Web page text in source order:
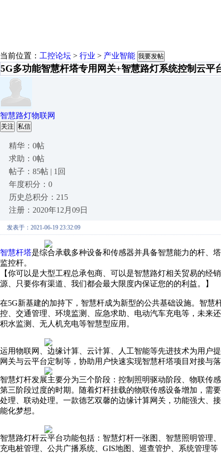
当前位置： 工控论坛 > 行业 > 产业智能 我要发帖
5G多功能智慧杆塔专用网关+智慧路灯系统控制云平
智慧路灯物联网
关注 私信
精华：0帖
求助：0帖
帖子：85帖 | 1回
年度积分：0
历史总积分：215
注册：2020年12月09日
发表于：2021-06-19 23:32:09
智慧杆塔是综合承载多种设备和传感器并具备智慧能力的杆、
监控杆。
【你可以是大型工程总承包商、可以是智慧路灯相关贸易的
源、只要你有渠道、我们都会最大限度内保证您的的利益。】
在5G新基建的加持下，智慧杆成为新型的公共基础设施。智
控、交通管理、环境监测、应急求助、电动汽车充电等，未来
积水监测、无人机充电等智慧型应用。
运用物联网、边缘计算、云计算、人工智能等先进技术为用户
网关与云平台定制等，协助用户快速实现智慧杆塔项目对接与
智慧灯杆发展主要分为三个阶段：控制照明驱动阶段、物联传
第三阶段过度的时期。随着灯杆挂载的物联传感设备增加，需
处理、联动处理。一款德艺双馨的边缘计算网关，功能强大、
能化梦想。
智慧路灯杆云平台功能包括：智慧灯杆一张图、智慧照明管理
充电桩管理、公共广播系统、GIS地图、巡查管护、系统管理